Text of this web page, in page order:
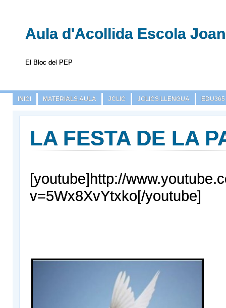
Aula d'Acollida Escola
El Bloc del PEP
INICI MATERIALS AULA JCLIC JCLICS LLENGUA EDU365
LA FESTA DE LA
[youtube]http://
v=5Wx8XvYtxko[/youtube]